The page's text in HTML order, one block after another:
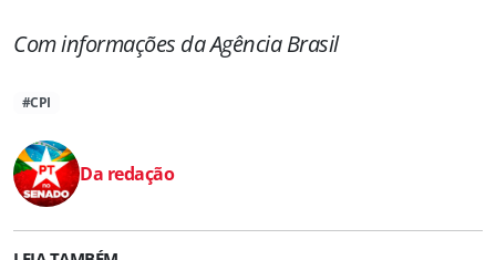
Com informações da Agência Brasil
#CPI
Da redação